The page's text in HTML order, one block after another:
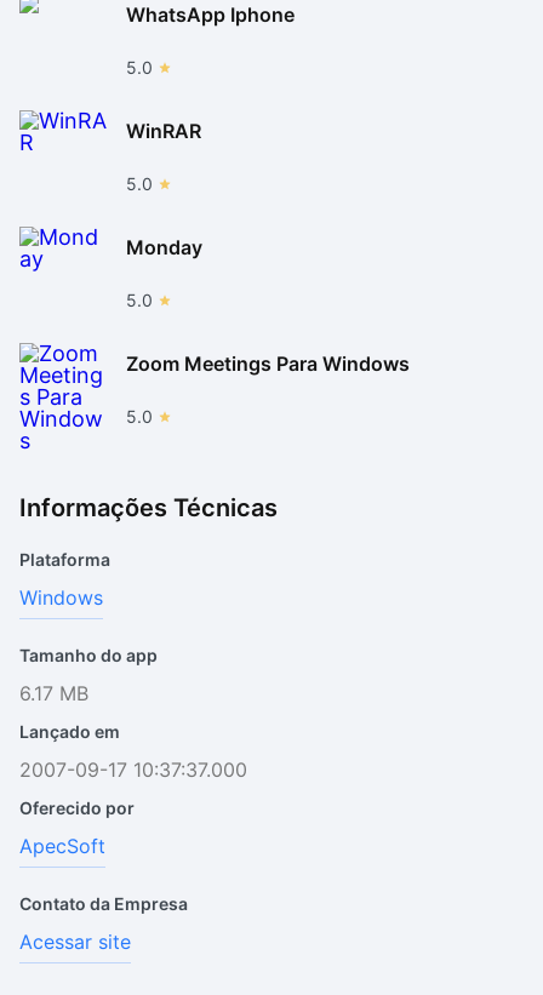
WhatsApp Iphone
5.0
WinRAR
5.0
Monday
5.0
Zoom Meetings Para Windows
5.0
Informações Técnicas
Plataforma
Windows
Tamanho do app
6.17 MB
Lançado em
2007-09-17 10:37:37.000
Oferecido por
ApecSoft
Contato da Empresa
Acessar site